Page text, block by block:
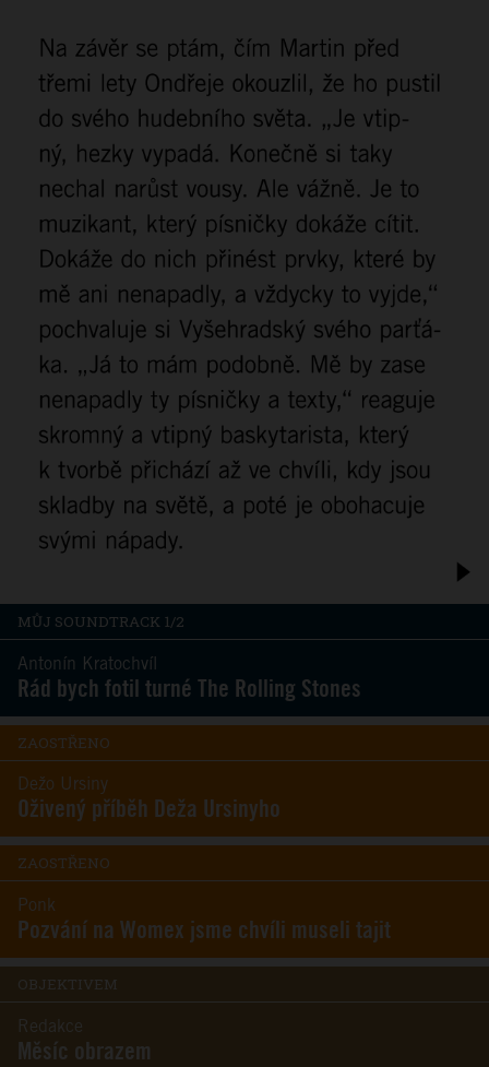
MŮJ SOUNDTRACK 1/2
Antonín Kratochvíl
Rád bych fotil turné The Rolling Stones
ZAOSTŘENO
Dežo Ursiny
Oživený příběh Deža Ursinyho
ZAOSTŘENO
Ponk
Pozvání na Womex jsme chvíli museli tajit
OBJEKTIVEM
Redakce
Měsíc obrazem